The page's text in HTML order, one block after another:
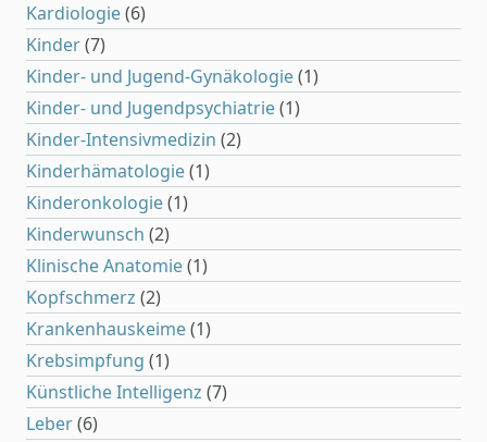
Kardiologie(6)
Kinder(7)
Kinder- und Jugend-Gynäkologie(1)
Kinder- und Jugendpsychiatrie(1)
Kinder-Intensivmedizin (2)
Kinderhämatologie(1)
Kinderonkologie(1)
Kinderwunsch (2)
Klinische Anatomie(1)
Kopfschmerz (2)
Krankenhauskeime(1)
Krebsimpfung (1)
Künstliche Intelligenz (7)
Leber(6)